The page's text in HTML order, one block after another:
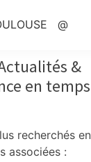
@
&
en temps
recherchés en
associées :